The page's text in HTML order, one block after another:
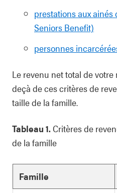
prestations aux ainés
Seniors Benefit)
personnes
Le revenu net total de
deçà de ces critères de
taille de la famille.
Tableau 1. Critères de
de la famille
Famille